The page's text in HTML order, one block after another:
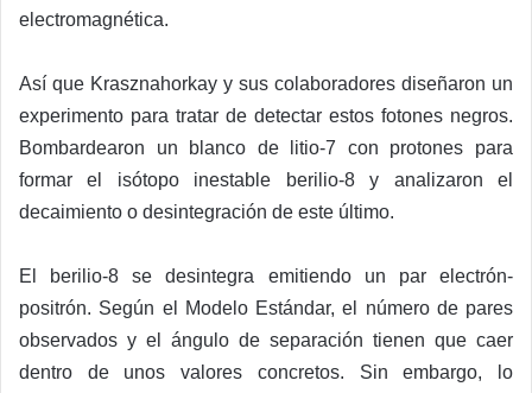
electromagnética.
Así que Krasznahorkay y sus colaboradores diseñaron un
experimento para tratar de detectar estos fotones negros.
Bombardearon un blanco de litio-7 con protones para
formar el isótopo inestable berilio-8 y analizaron el
decaimiento o desintegración de este último.
El berilio-8 se desintegra emitiendo un par electrón-
positrón. Según el Modelo Estándar, el número de pares
observados y el ángulo de separación tienen que caer
dentro de unos valores concretos. Sin embargo, lo